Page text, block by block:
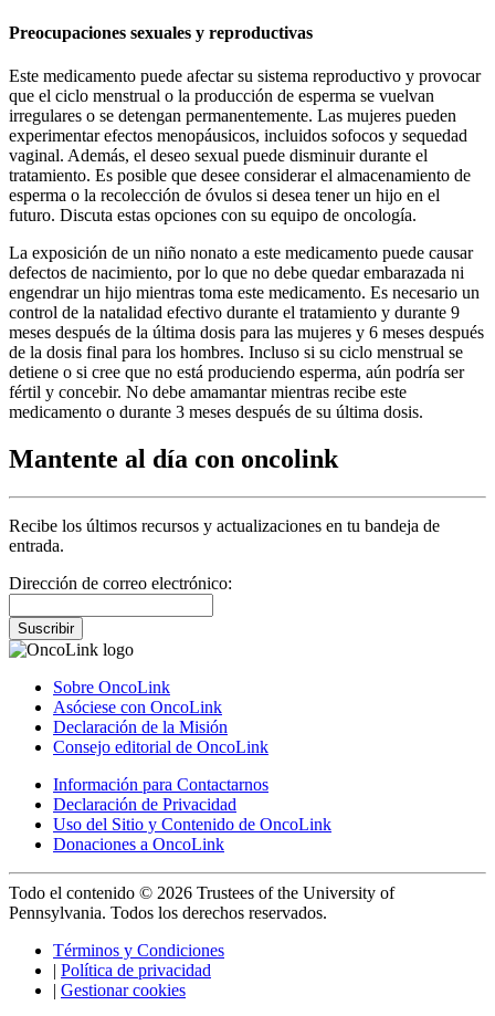
Preocupaciones sexuales y reproductivas
Este medicamento puede afectar su sistema reproductivo y provocar
que el ciclo menstrual o la producción de esperma se vuelvan
irregulares o se detengan permanentemente. Las mujeres pueden
experimentar efectos menopáusicos, incluidos sofocos y sequedad
vaginal. Además, el deseo sexual puede disminuir durante el
tratamiento. Es posible que desee considerar el almacenamiento de
esperma o la recolección de óvulos si desea tener un hijo en el
futuro. Discuta estas opciones con su equipo de oncología.
La exposición de un niño nonato a este medicamento puede causar
defectos de nacimiento, por lo que no debe quedar embarazada ni
engendrar un hijo mientras toma este medicamento. Es necesario un
control de la natalidad efectivo durante el tratamiento y durante 9
meses después de la última dosis para las mujeres y 6 meses después
de la dosis final para los hombres. Incluso si su ciclo menstrual se
detiene o si cree que no está produciendo esperma, aún podría ser
fértil y concebir. No debe amamantar mientras recibe este
medicamento o durante 3 meses después de su última dosis.
Mantente al día con oncolink
Recibe los últimos recursos y actualizaciones en tu bandeja de
entrada.
Dirección de correo electrónico:
Suscribir
Sobre OncoLink
Asóciese con OncoLink
Declaración de la Misión
Consejo editorial de OncoLink
Información para Contactarnos
Declaración de Privacidad
Uso del Sitio y Contenido de OncoLink
Donaciones a OncoLink
Todo el contenido © 2026 Trustees of the University of
Pennsylvania. Todos los derechos reservados.
Términos y Condiciones
| Política de privacidad
| Gestionar cookies